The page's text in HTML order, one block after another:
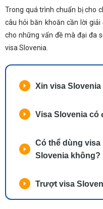
Trong quá trình chuẩn bị cho
câu hỏi băn khoăn cần lời
cho những vấn đề mà đại đa
visa Slovenia.
Xin visa
Visa Slovenia có
Có thể dùng visa
Slovenia không?
Trượt visa